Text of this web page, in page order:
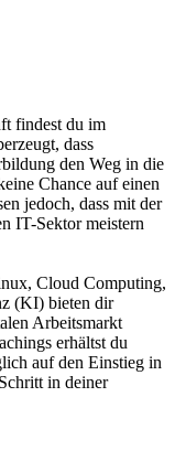
findest du im
dass
den Weg in die
Chance auf einen
jedoch, dass mit der
IT-Sektor meistern
Cloud Computing,
(KI) bieten dir
Arbeitsmarkt
erhältst du
auf den Einstieg in
in deiner